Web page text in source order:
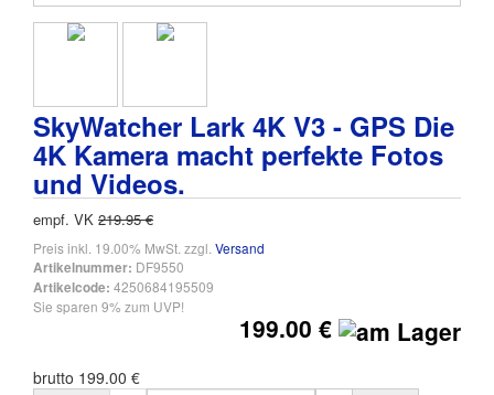
SkyWatcher Lark 4K V3 - GPS Die
4K Kamera macht perfekte Fotos
und Videos.
empf. VK 219.95 €
Preis inkl. 19.00% MwSt. zzgl. Versand
Artikelnummer: DF9550
Artikelcode: 4250684195509
Sie sparen 9% zum UVP!
199.00 €
brutto 199.00 €